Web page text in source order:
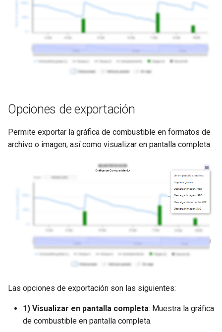
Opciones de exportación
Permite exportar la gráfica de combustible en formatos de
archivo o imagen, así como visualizar en pantalla completa.
Las opciones de exportación son las siguientes:
1) Visualizar en pantalla completa: Muestra la gráfica
de combustible en pantalla completa.